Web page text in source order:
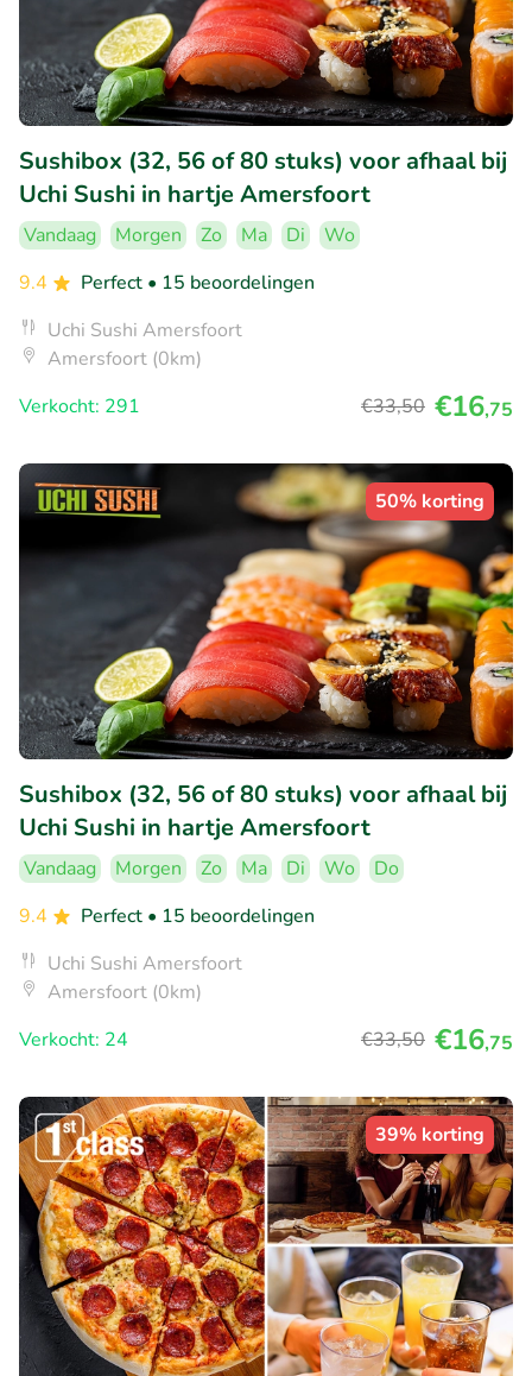
Sushibox (32, 56 of 80 stuks) voor afhaal bij
Uchi Sushi in hartje Amersfoort
Vandaag Morgen Zo Ma Di
Wo
9.4
Perfect • 15 beoordelingen
Uchi Sushi Amersfoort
Amersfoort (0km)
Verkocht: 291
€33,50 €16,75
50% korting
Sushibox (32, 56 of 80 stuks) voor afhaal bij
Uchi Sushi in hartje Amersfoort
Vandaag Morgen Zo Ma Di Wo
Do
9.4
Perfect • 15 beoordelingen
Uchi Sushi Amersfoort
Amersfoort (0km)
Verkocht: 24
€33,50 €16,75
39% korting